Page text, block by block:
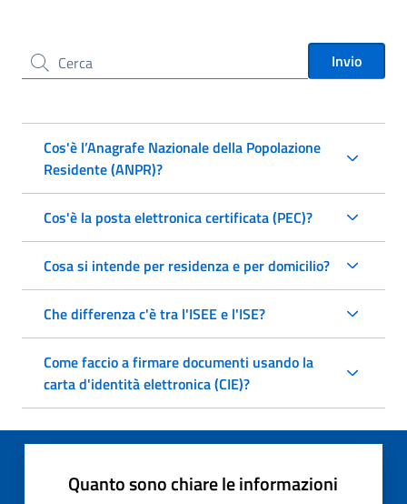
Cerca nel sito Invio
Cos'è l’Anagrafe Nazionale della Popolazione
Residente (ANPR)?
Cos'è la posta elettronica certificata (PEC)?
Cosa si intende per residenza e per domicilio?
Che differenza c'è tra l'ISEE e l'ISE?
Come faccio a firmare documenti usando la
carta d'identità elettronica (CIE)?
Quanto sono chiare le informazioni